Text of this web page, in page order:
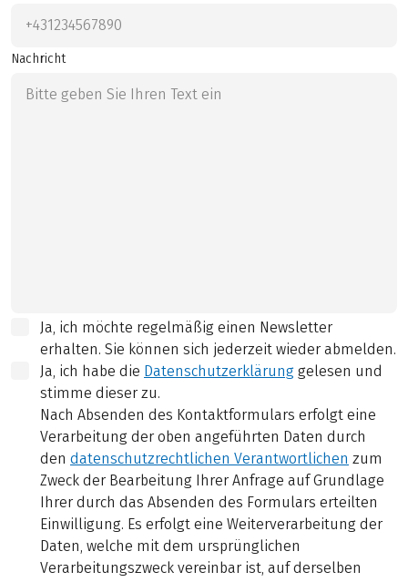
Nachricht
Ja, ich möchte regelmäßig einen Newsletter
erhalten. Sie können sich jederzeit wieder abmelden.
Ja, ich habe die Datenschutzerklärung gelesen und
stimme dieser zu.
Nach Absenden des Kontaktformulars erfolgt eine
Verarbeitung der oben angeführten Daten durch
den datenschutzrechtlichen Verantwortlichen zum
Zweck der Bearbeitung Ihrer Anfrage auf Grundlage
Ihrer durch das Absenden des Formulars erteilten
Einwilligung. Es erfolgt eine Weiterverarbeitung der
Daten, welche mit dem ursprünglichen
Verarbeitungszweck vereinbar ist, auf derselben